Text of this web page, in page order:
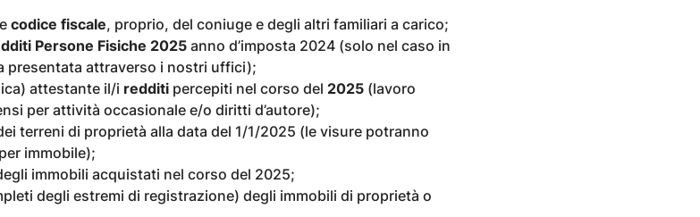
e codice fiscale, proprio, del coniuge e degli altri familiari a carico;
Persone Fisiche 2025 anno d’imposta 2024 (solo nel caso in
presentata attraverso i nostri uffici);
attestante il/i redditi percepiti nel corso del 2025 (lavoro
per attività occasionale e/o diritti d’autore);
terreni di proprietà alla data del 1/1/2025 (le visure potranno
immobile);
immobili acquistati nel corso del 2025;
degli estremi di registrazione) degli immobili di proprietà o